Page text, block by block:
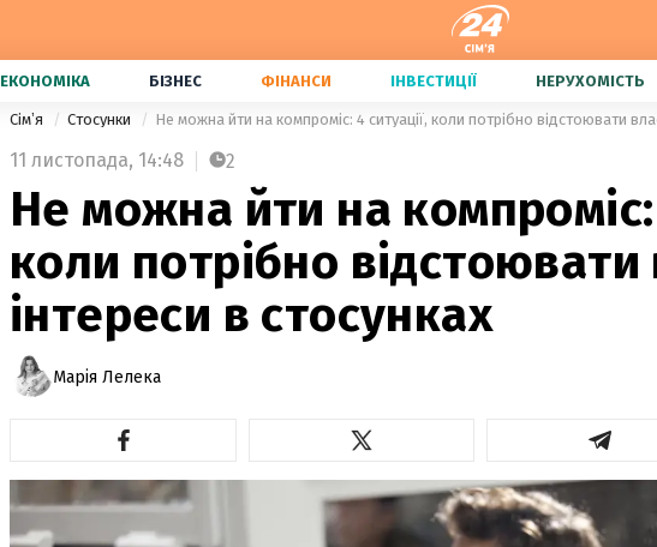
ЕКОНОМІКА БІЗНЕС ФІНАНСИ ІНВЕСТИЦІЇ НЕРУХОМІСТЬ
Сімʼя Стосунки Не можна йти на компроміс: 4 ситуації, коли потрібно відстоювати
11 листопада, 14:48 2
Не можна йти на компроміс:
коли потрібно відстоювати
інтереси в стосунках
Марія Лелека